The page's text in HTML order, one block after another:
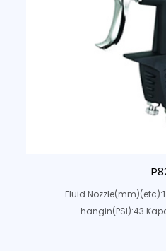
Fluid
hangin(PSI):43